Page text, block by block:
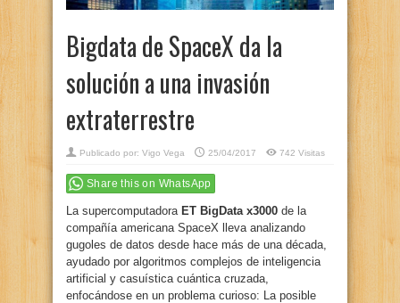
Bigdata de SpaceX da la
solución a una invasión
extraterrestre
Publicado por: Vigo Vega 25/04/2017 742 Visitas
Share this on WhatsApp
La supercomputadora ET BigData x3000 de la
compañía americana SpaceX lleva analizando
gugoles de datos desde hace más de una década,
ayudado por algoritmos complejos de inteligencia
artificial y casuística cuántica cruzada,
enfocándose en un problema curioso: La posible